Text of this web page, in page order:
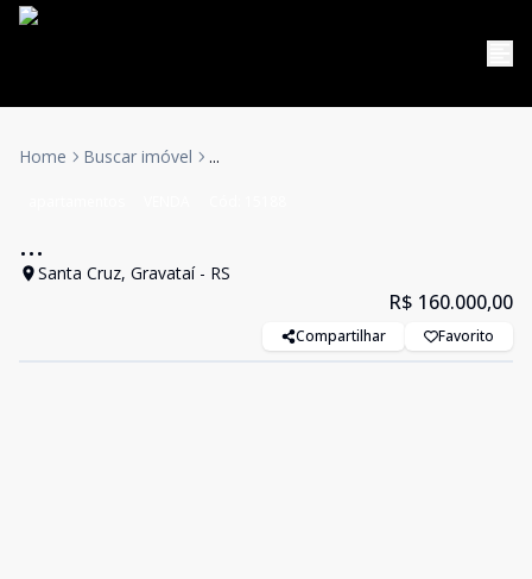
Home Buscar imóvel ...
...
Santa Cruz, Gravataí - RS
R$ 160.000,00
Compartilhar Favorito